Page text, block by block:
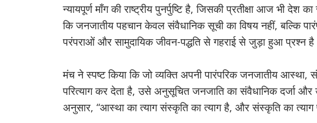
न्यायपूर्ण माँग की राष्ट्रीय पुनर्पुष्टि है, जिसकी प्रतीक्षा आज भी
कि जनजातीय पहचान केवल संवैधानिक सूची का विषय नहीं, बल्कि
परंपराओं और सामुदायिक जीवन-पद्धति से गहराई से जुड़ा हुआ प्रश्न
मंच ने स्पष्ट किया कि जो व्यक्ति अपनी पारंपरिक जनजातीय आस्था,
परित्याग कर देता है, उसे अनुसूचित जनजाति का संवैधानिक दर्जा
अनुसार, “आस्था का त्याग संस्कृति का त्याग है, और संस्कृति का त्याग